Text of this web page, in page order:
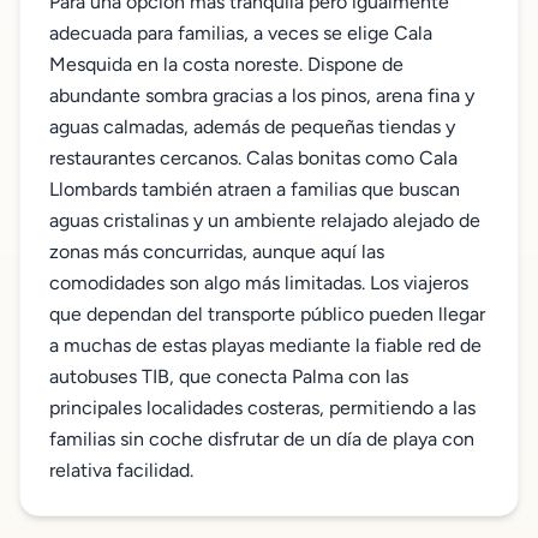
adecuada para familias, a veces se elige Cala
Mesquida en la costa noreste. Dispone de
abundante sombra gracias a los pinos, arena fina y
aguas calmadas, además de pequeñas tiendas y
restaurantes cercanos. Calas bonitas como Cala
Llombards también atraen a familias que buscan
aguas cristalinas y un ambiente relajado alejado de
zonas más concurridas, aunque aquí las
comodidades son algo más limitadas. Los viajeros
que dependan del transporte público pueden llegar
a muchas de estas playas mediante la fiable red de
autobuses TIB, que conecta Palma con las
principales localidades costeras, permitiendo a las
familias sin coche disfrutar de un día de playa con
relativa facilidad.